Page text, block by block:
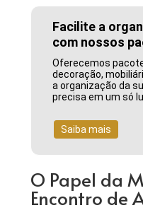
Facilite a
com nossos
Oferecemos
decoração,
a organização da
precisa em um só
Saiba mais
O Papel da
Encontro de